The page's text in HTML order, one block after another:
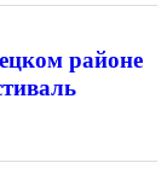
районе